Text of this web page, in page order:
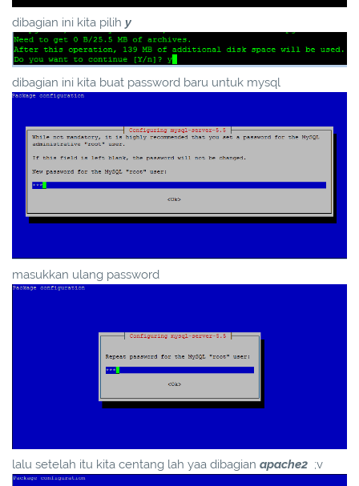
dibagian ini kita pilih y
dibagian ini kita buat password baru untuk mysql
masukkan ulang password
lalu setelah itu kita centang lah yaa dibagian apache2 ;v